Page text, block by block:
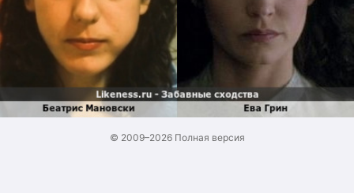
Создать сходство
Для публикации необходима авторизация
Поиск
© 2009–2026 Полная версия